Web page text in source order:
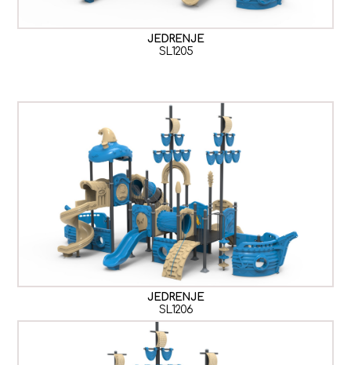
JEDRENJE
SL1205
JEDRENJE
SL1206